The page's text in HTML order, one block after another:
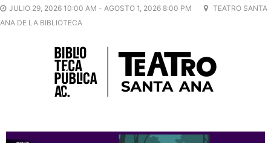
JULIO 29, 2026 10:00 AM - AGOSTO 1, 2026 8:00 PM
TEATRO SANTA
ANA DE LA BIBLIOTECA